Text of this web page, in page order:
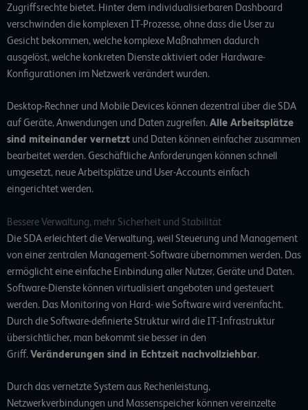
Zugriffsrechte bietet. Hinter dem individualisierbaren Dashboard
verschwinden die komplexen IT-Prozesse, ohne dass die User zu
Gesicht bekommen, welche komplexe Maßnahmen dadurch
ausgelöst, welche konkreten Dienste aktiviert oder Hardware-
Konfigurationen im Netzwerk verändert wurden.
Desktop-Rechner und Mobile Devices können dezentral über die SDA
auf Geräte, Anwendungen und Daten zugreifen.Alle Arbeitsplätze
sind miteinander vernetzt und Daten können einfacher zusammen
bearbeitet werden. Geschäftliche Anforderungen können schnell
umgesetzt, neue Arbeitsplätze und User-Accounts einfach
eingerichtet werden.
Bessere Verwaltung, mehr Sicherheit und Stabilität
Die SDA erleichtert die Verwaltung, weil Steuerung und Management
von einer zentralen Management-Software übernommen werden. Das
ermöglicht eine einfache Einbindung aller Nutzer, Geräte und Daten.
Software-Dienste können virtualisiert angeboten und gesteuert
werden. Das Monitoring von Hard- wie Software wird vereinfacht.
Durch die Software-definierte Struktur wird die IT-Infrastruktur
übersichtlicher, man bekommt sie besser in den
Griff.Veränderungen sind in Echtzeit nachvollziehbar.
Durch das vernetzte System aus Rechenleistung,
Netzwerkverbindungen und Massenspeicher können vereinzelte